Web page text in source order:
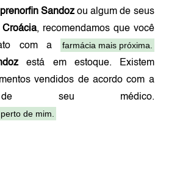
Sandozou algum de seus
Croácia, recomendamos que você
com a
farmácia mais próxima.
está em estoque. Existem
vendidos de acordo com a
seu médico.
de mim.